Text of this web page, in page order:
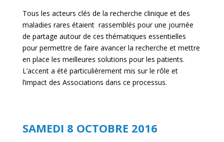
Tous les acteurs clés de la recherche clinique et des
maladies rares étaient rassemblés pour une journée
de partage autour de ces thématiques essentielles
pour permettre de faire avancer la recherche et mettre
en place les meilleures solutions pour les patients.
L’accent a été particulièrement mis sur le rôle et
l’impact des Associations dans ce processus.
SAMEDI 8 OCTOBRE 2016